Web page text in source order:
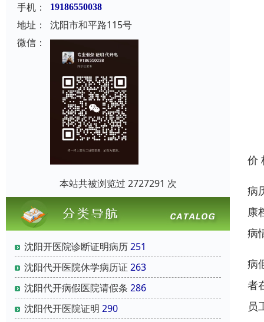
手机：
19186550038
地址：
沈阳市和平路115号
微信：
本站共被浏览过 2727291 次
沈阳开医院诊断证明病历251
沈阳代开医院休学病历证 263
沈阳代开病假医院请假条 286
沈阳代开医院证明 290
价
病
康
病
病
者
员